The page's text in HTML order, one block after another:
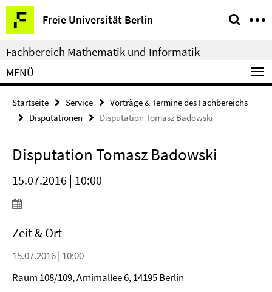
Springe
direkt
zu
Inhalt
Freie Universität Berlin
Service-
Navigation
Fachbereich Mathematik und Informatik
MENÜ
Startseite Service
Vorträge & Termine des Fachbereichs
Disputationen
Disputation Tomasz Badowski
Disputation Tomasz Badowski
15.07.2016 | 10:00
Zeit & Ort
15.07.2016 | 10:00
Raum 108/109, Arnimallee 6, 14195 Berlin